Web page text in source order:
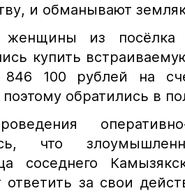
и обманывают
женщины из
купить
846 100 рублей на
обратились в
что
соседнего
ответить за свои